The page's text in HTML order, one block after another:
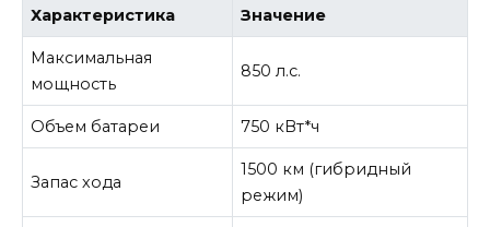
Характеристика Значение
Максимальная
мощность
850 л.с.
Объем батареи 750 кВт*ч
Запас хода
1500 км (гибридный
режим)